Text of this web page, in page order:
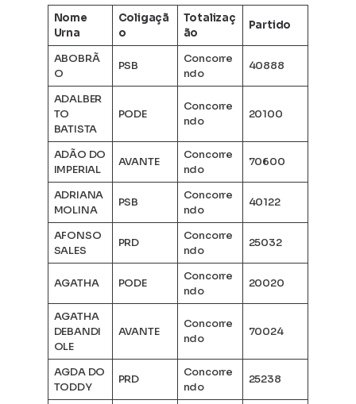
Nome
Urna
Coligaçã
o
Totalizaç
ão
Partido
ABOBRÃ
O
PSB
Concorre
ndo
40888
ADALBER
TO
BATISTA
PODE
Concorre
ndo
20100
ADÃO DO
IMPERIAL
AVANTE
Concorre
ndo
70600
ADRIANA
MOLINA
PSB
Concorre
ndo
40122
AFONSO
SALES
PRD
Concorre
ndo
25032
AGATHA PODE
Concorre
ndo
20020
AGATHA
DEBANDI
OLE
AVANTE
Concorre
ndo
70024
AGDA DO
TODDY
PRD
Concorre
ndo
25238